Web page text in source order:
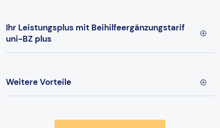
Ihr Leistungsplus mit Beihilfeergänzungstarif
uni-BZ plus
Weitere Vorteile